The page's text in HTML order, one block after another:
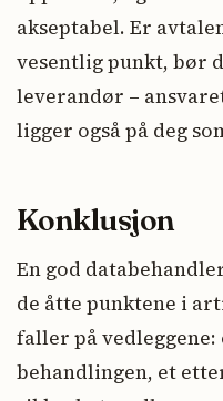
akseptabel. Er
vesentlig punkt, bør
leverandør –
ligger også på deg
Konklusjon
En god
de åtte punktene i
faller på
behandlingen, et